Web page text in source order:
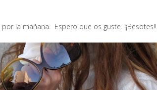
por la mañana. Espero que os guste. ¡¡Besotes!!